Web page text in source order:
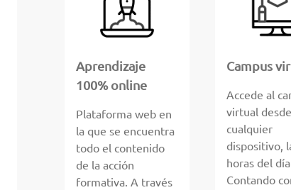
Aprendizaje
100% online
Plataforma web en
la que se encuentra
todo el contenido
de la acción
formativa. A través
Campus
Accede al
virtual desde
cualquier
dispositivo,
horas del
Contando